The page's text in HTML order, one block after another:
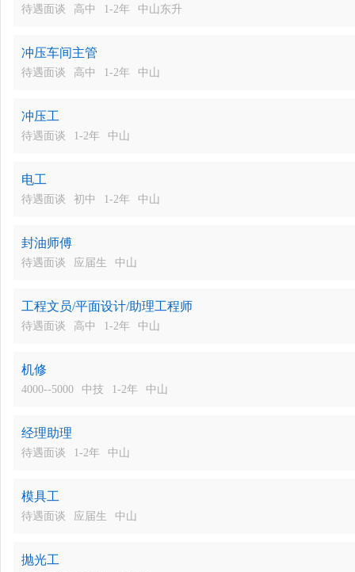
待遇面谈 高中 1-2年 中山东升
冲压车间主管
待遇面谈 高中 1-2年 中山
冲压工
待遇面谈 1-2年 中山
电工
待遇面谈 初中 1-2年 中山
封油师傅
待遇面谈 应届生 中山
工程文员/平面设计/助理工程师
待遇面谈 高中 1-2年 中山
机修
4000--5000 中技 1-2年 中山
经理助理
待遇面谈 1-2年 中山
模具工
待遇面谈 应届生 中山
抛光工